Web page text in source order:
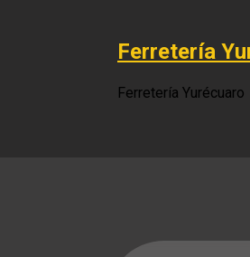
Ferretería
Ferretería Yurécuaro